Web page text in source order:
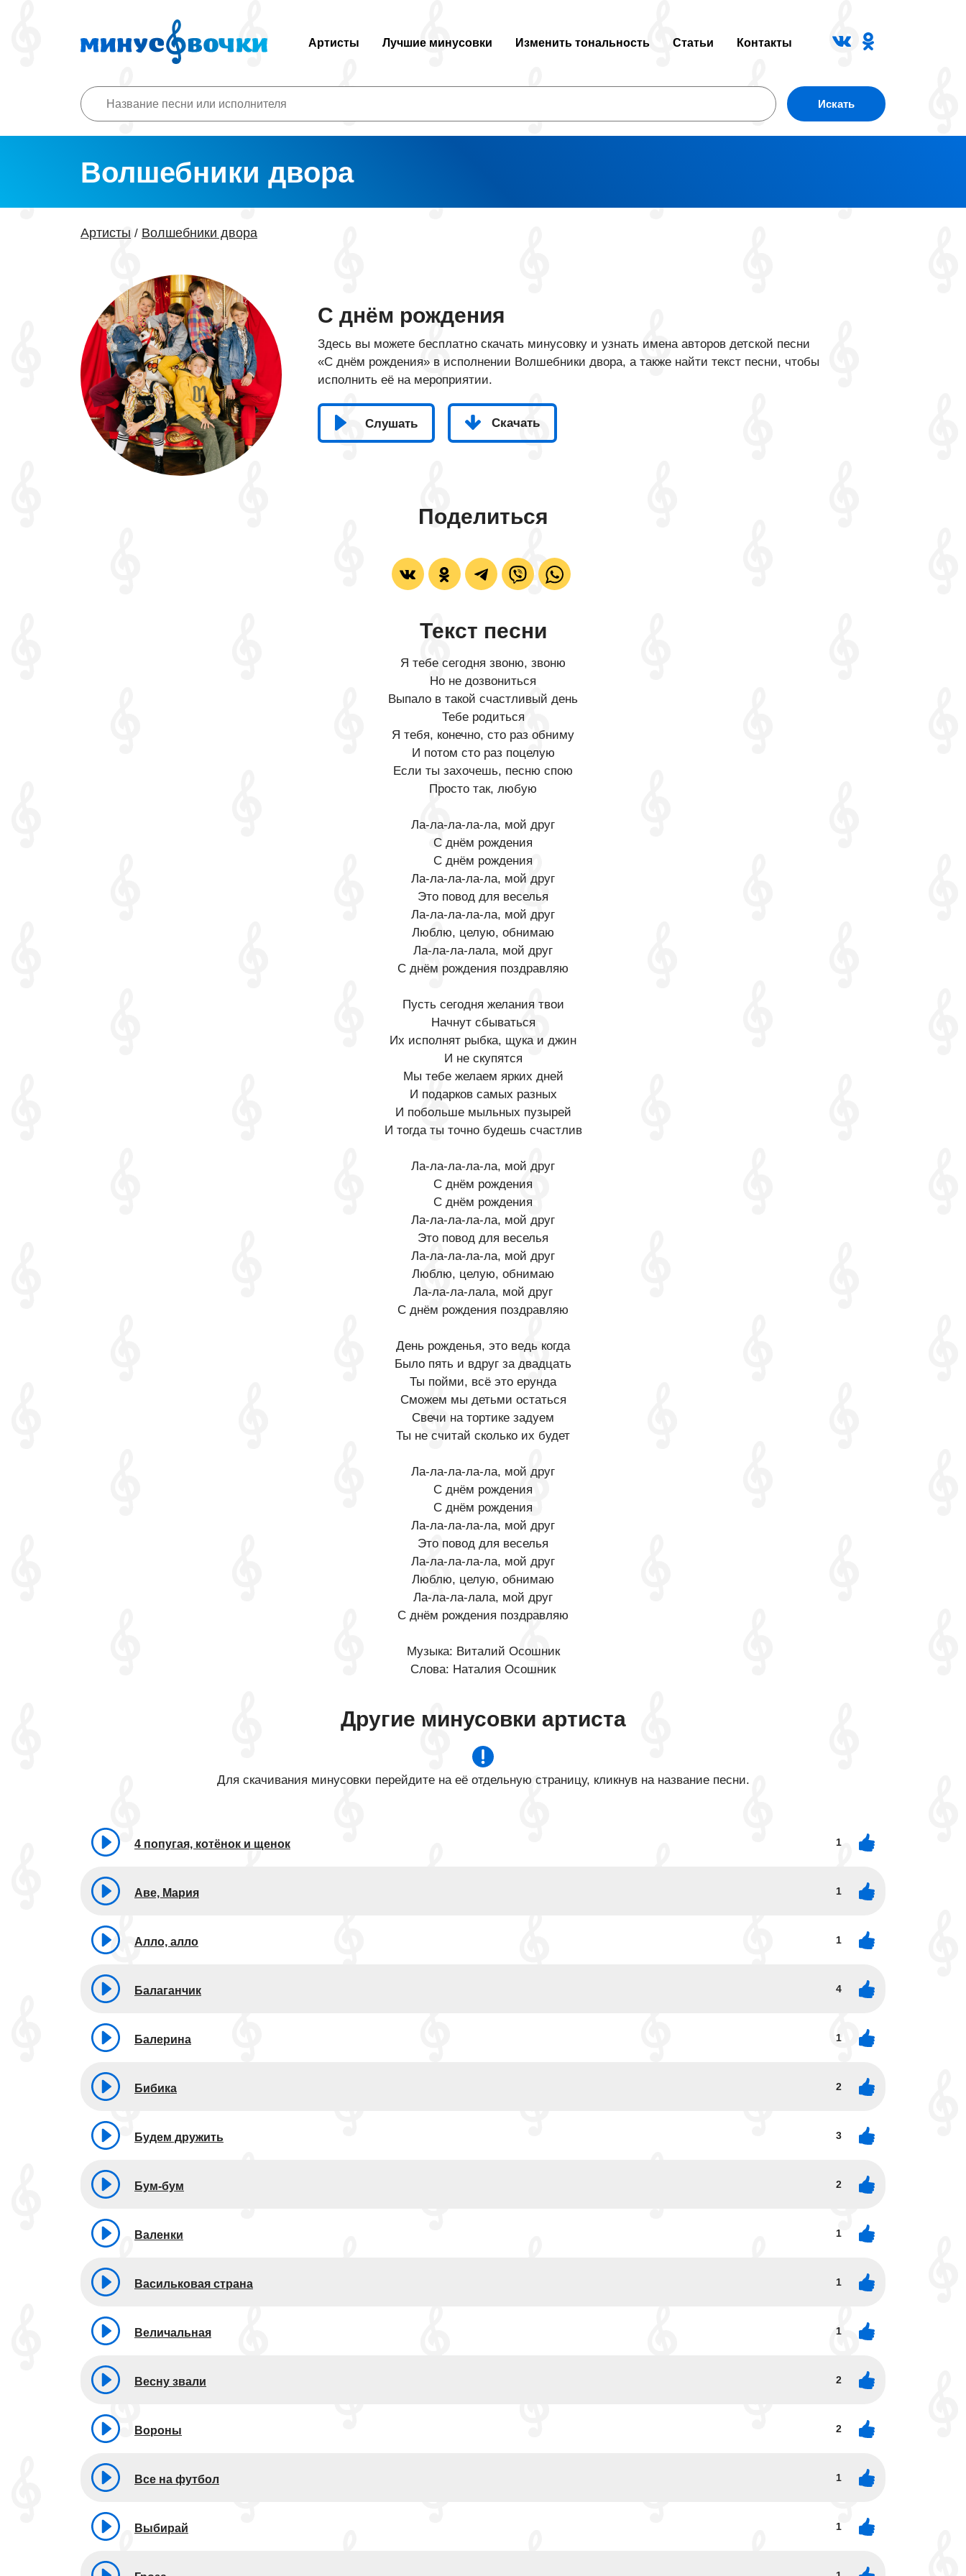
Артисты Лучшие минусовки Изменить тональность Статьи Контакты
Искать
Волшебники двора
Артисты / Волшебники двора
С днём рождения
Здесь вы можете бесплатно скачать минусовку и узнать имена авторов детской песни
«С днём рождения» в исполнении Волшебники двора, а также найти текст песни, чтобы
исполнить её на мероприятии.
Слушать Скачать
Поделиться
Текст песни
Я тебе сегодня звоню, звоню
Но не дозвониться
Выпало в такой счастливый день
Тебе родиться
Я тебя, конечно, сто раз обниму
И потом сто раз поцелую
Если ты захочешь, песню спою
Просто так, любую
Ла-ла-ла-ла-ла, мой друг
С днём рождения
С днём рождения
Ла-ла-ла-ла-ла, мой друг
Это повод для веселья
Ла-ла-ла-ла-ла, мой друг
Люблю, целую, обнимаю
Ла-ла-ла-лала, мой друг
С днём рождения поздравляю
Пусть сегодня желания твои
Начнут сбываться
Их исполнят рыбка, щука и джин
И не скупятся
Мы тебе желаем ярких дней
И подарков самых разных
И побольше мыльных пузырей
И тогда ты точно будешь счастлив
Ла-ла-ла-ла-ла, мой друг
С днём рождения
С днём рождения
Ла-ла-ла-ла-ла, мой друг
Это повод для веселья
Ла-ла-ла-ла-ла, мой друг
Люблю, целую, обнимаю
Ла-ла-ла-лала, мой друг
С днём рождения поздравляю
День рожденья, это ведь когда
Было пять и вдруг за двадцать
Ты пойми, всё это ерунда
Сможем мы детьми остаться
Свечи на тортике задуем
Ты не считай сколько их будет
Ла-ла-ла-ла-ла, мой друг
С днём рождения
С днём рождения
Ла-ла-ла-ла-ла, мой друг
Это повод для веселья
Ла-ла-ла-ла-ла, мой друг
Люблю, целую, обнимаю
Ла-ла-ла-лала, мой друг
С днём рождения поздравляю
Музыка: Виталий Осошник
Слова: Наталия Осошник
Другие минусовки артиста
Для скачивания минусовки перейдите на её отдельную страницу, кликнув на название песни.
4 попугая, котёнок и щенок 1
Аве, Мария 1
Алло, алло 1
Балаганчик 4
Балерина 1
Бибика 2
Будем дружить 3
Бум-бум 2
Валенки 1
Васильковая страна 1
Величальная 1
Весну звали 2
Вороны 2
Все на футбол 1
Выбирай 1